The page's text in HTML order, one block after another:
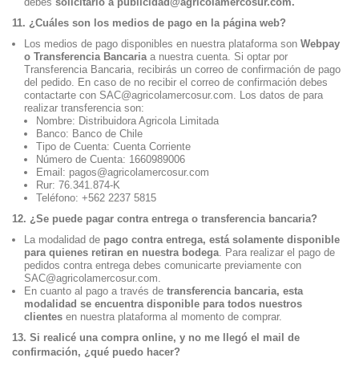
11. ¿Cuáles son los medios de pago en la página web?
Los medios de pago disponibles en nuestra plataforma son Webpay
o Transferencia Bancariaa nuestra cuenta. Si optar por
Transferencia Bancaria, recibirás un correo de confirmación de pago
del pedido. En caso de no recibir el correo de confirmación debes
contactarte con SAC@agricolamercosur.com. Los datos de para
realizar transferencia son:
Nombre: Distribuidora Agricola Limitada
Banco: Banco de Chile
Tipo de Cuenta: Cuenta Corriente
Número de Cuenta: 1660989006
Email: pagos@agricolamercosur.com
Rur: 76.341.874-K
Teléfono: +562 2237 5815
12. ¿Se puede pagar contra entrega o transferencia bancaria?
La modalidad de pago contra entrega, está solamente disponible
para quienes retiran en nuestra bodega. Para realizar el pago de
pedidos contra entrega debes comunicarte previamente con
SAC@agricolamercosur.com.
En cuanto al pago a través de transferencia bancaria, esta
modalidad se encuentra disponible para todos nuestros
clientes en nuestra plataforma al momento de comprar.
13. Si realicé una compra online, y no me llegó el mail de
confirmación, ¿qué puedo hacer?